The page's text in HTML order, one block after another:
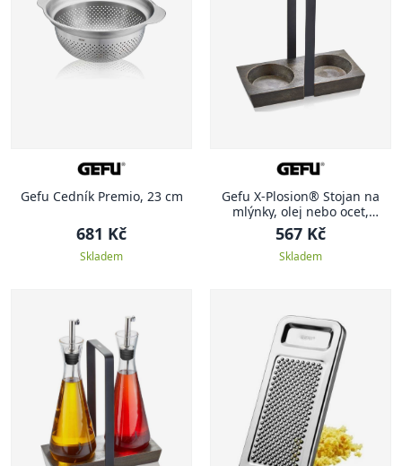
Gefu Cedník Premio, 23 cm
681 Kč
Skladem
Gefu X-Plosion® Stojan na
mlýnky, olej nebo ocet,
velikost M
567 Kč
Skladem